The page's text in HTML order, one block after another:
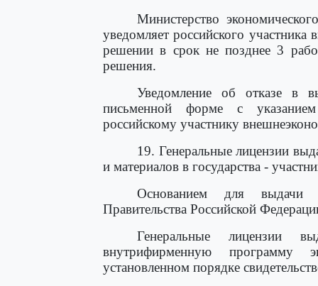
Министерство
уведомляет российского
решении в срок не позднее 3
решения.
Уведомление об отказе в
письменной форме с указанием
российскому участнику
19. Генеральные лицензии
и материалов в государства -
Основанием для выдачи
Правительства Российской
Генеральные лицензии
внутрифирменную программу
установленном порядке